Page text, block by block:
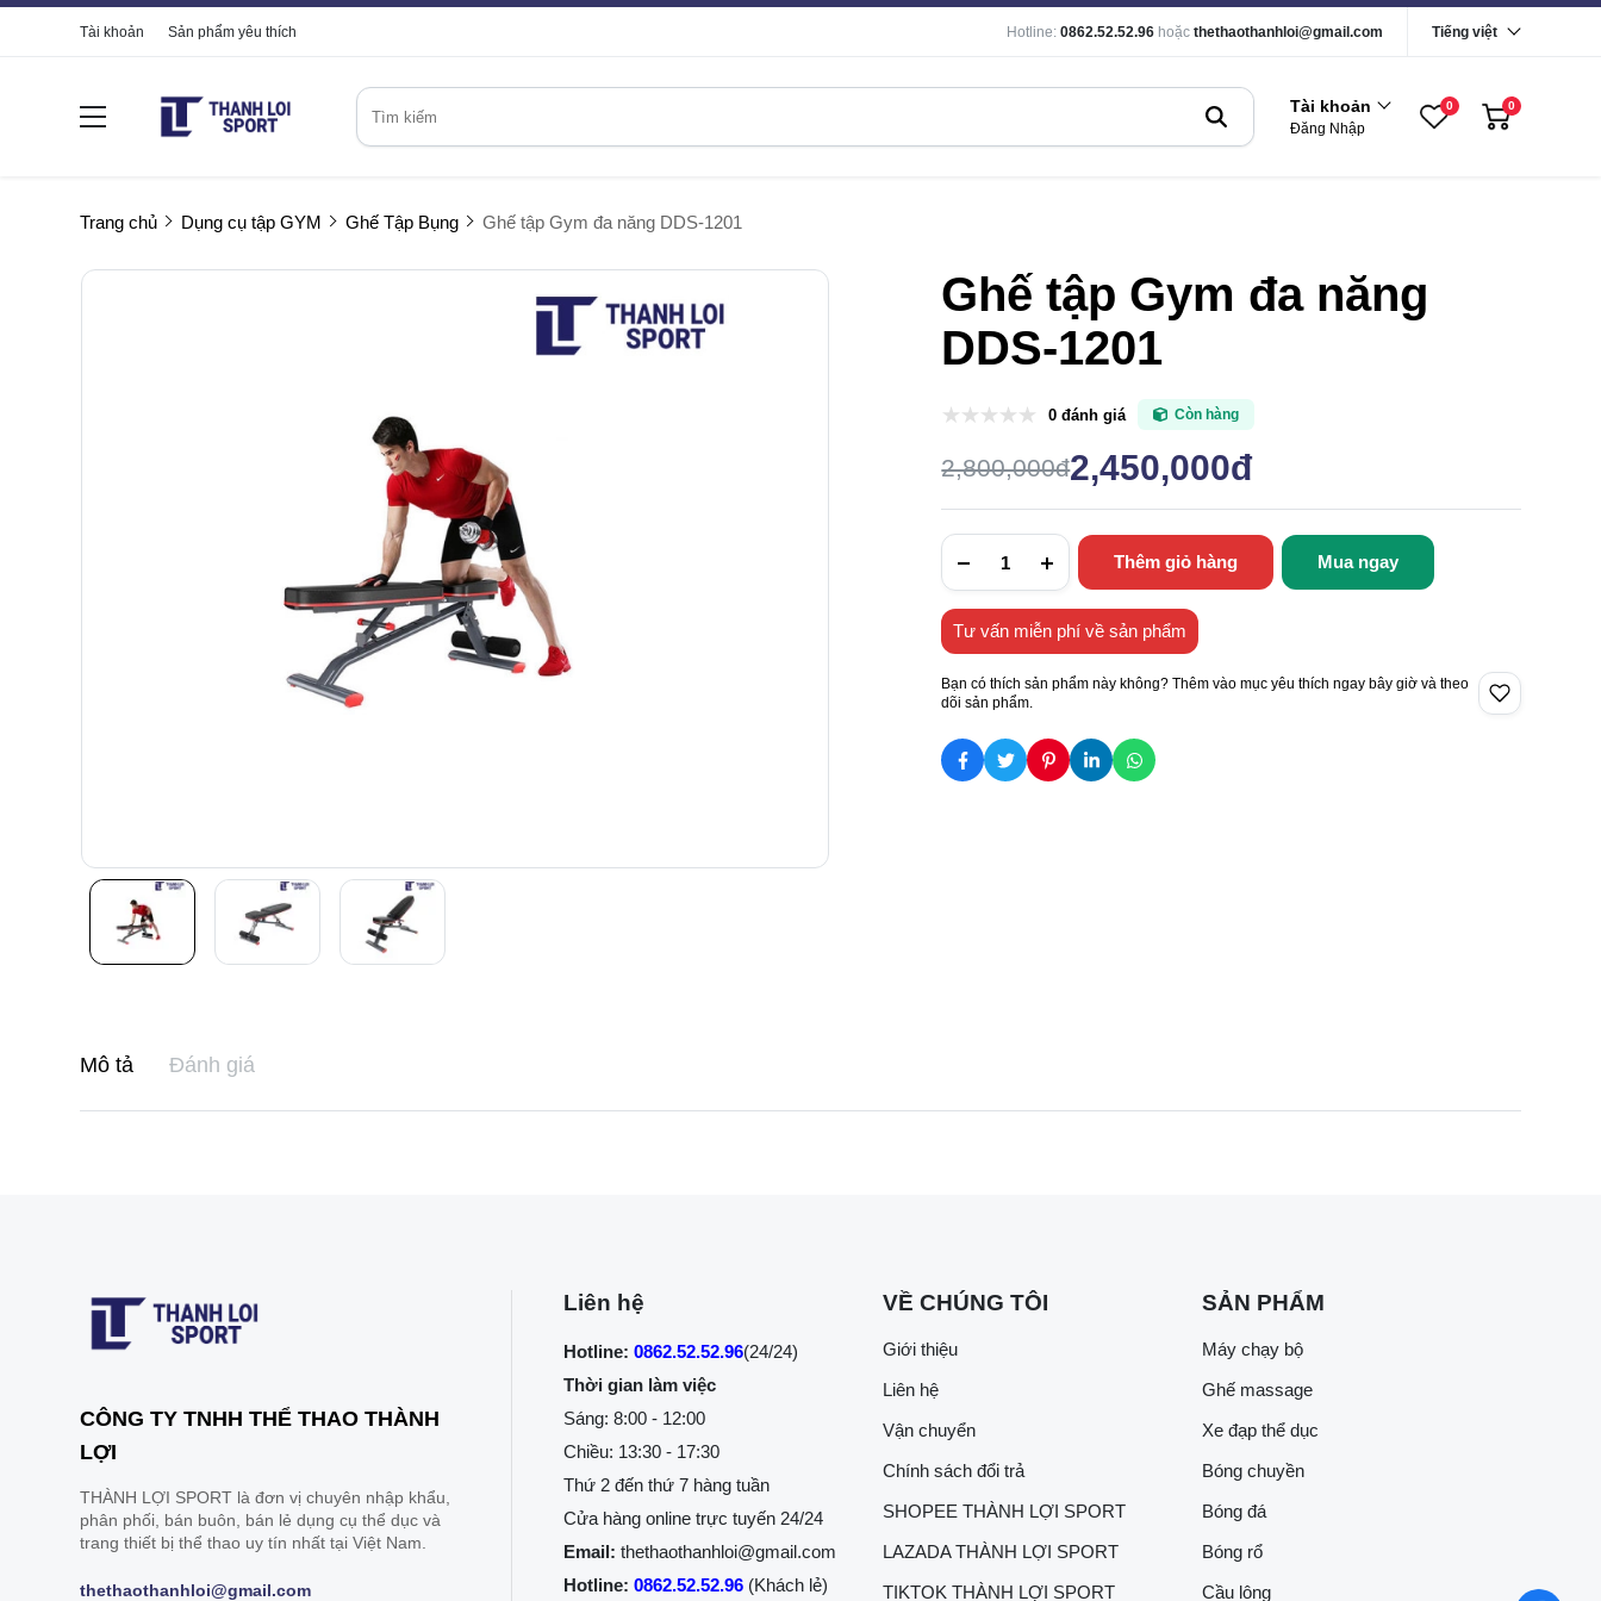
Tài khoản Sản phẩm yêu thích Hotline: 0862.52.52.96 hoặc thethaothanhloi@gmail.com Tiếng việt
Tài khoản
Đăng Nhập
0 0
Trang chủ Dụng cụ tập GYM Ghế Tập Bụng Ghế tập Gym đa năng DDS-1201
Ghế tập Gym đa năng
DDS-1201
0 đánh giá Còn hàng
2,800,000đ2,450,000đ
Thêm giỏ hàng Mua ngay
Tư vấn miễn phí về sản phẩm
Bạn có thích sản phẩm này không? Thêm vào mục yêu thích ngay bây giờ và theo
dõi sản phẩm.
Mô tả Đánh giá
CÔNG TY TNHH THỂ THAO THÀNH
LỢI
THÀNH LỢI SPORT là đơn vị chuyên nhập khẩu,
phân phối, bán buôn, bán lẻ dụng cụ thể dục và
trang thiết bị thể thao uy tín nhất tại Việt Nam.
thethaothanhloi@gmail.com
Liên hệ
Hotline: 0862.52.52.96(24/24)
Thời gian làm việc
Sáng: 8:00 - 12:00
Chiều: 13:30 - 17:30
Thứ 2 đến thứ 7 hàng tuần
Cửa hàng online trực tuyến 24/24
Email: thethaothanhloi@gmail.com
Hotline: 0862.52.52.96 (Khách lẻ)
VỀ CHÚNG TÔI
Giới thiệu
Liên hệ
Vận chuyển
Chính sách đổi trả
SHOPEE THÀNH LỢI SPORT
LAZADA THÀNH LỢI SPORT
TIKTOK THÀNH LỢI SPORT
SẢN PHẨM
Máy chạy bộ
Ghế massage
Xe đạp thể dục
Bóng chuyền
Bóng đá
Bóng rổ
Cầu lông